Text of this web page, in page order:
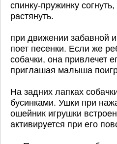
спинку-пружинку
растянуть.
при движении забавной
поет песенки. Если же
собачки, она привлечет
приглашая малыша
На задних лапках
бусинками. Ушки при
ошейник игрушки
активируется при его